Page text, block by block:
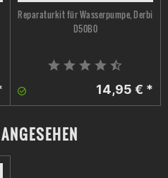
Reparaturkit für Wasserpumpe, Derbi
D50B0
14,95 € *